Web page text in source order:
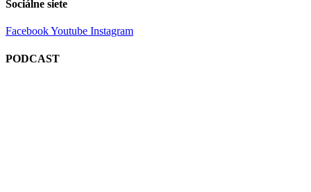
Sociálne siete
FacebookYoutube Instagram
PODCAST